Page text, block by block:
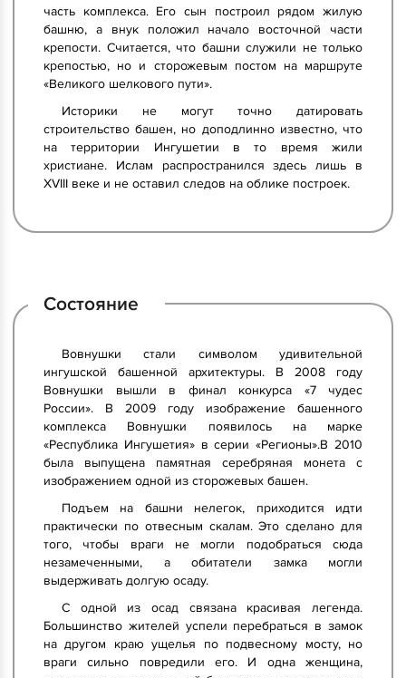
часть комплекса. Его сын построил рядом жилую
башню, а внук положил начало восточной части
крепости. Считается, что башни служили не только
крепостью, но и сторожевым постом на маршруте
«Великого шелкового пути».
Историки не могут точно датировать
строительство башен, но доподлинно известно, что
на территории Ингушетии в то время жили
христиане. Ислам распространился здесь лишь в
XVIII веке и не оставил следов на облике построек.
Состояние
Вовнушки стали символом удивительной
ингушской башенной архитектуры. В 2008 году
Вовнушки вышли в финал конкурса «7 чудес
России». В 2009 году изображение башенного
комплекса Вовнушки появилось на марке
«Республика Ингушетия» в серии «Регионы».В 2010
была выпущена памятная серебряная монета с
изображением одной из сторожевых башен.
Подъем на башни нелегок, приходится идти
практически по отвесным скалам. Это сделано для
того, чтобы враги не могли подобраться сюда
незамеченными, а обитатели замка могли
выдерживать долгую осаду.
С одной из осад связана красивая легенда.
Большинство жителей успели перебраться в замок
на другом краю ущелья по подвесному мосту, но
враги сильно повредили его. И одна женщина,